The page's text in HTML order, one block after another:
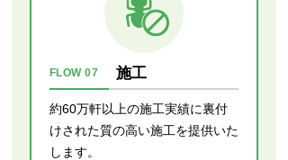
FLOW 07 施工
約60万軒以上の施工実績に裏付
けされた質の高い施工を提供いた
します。